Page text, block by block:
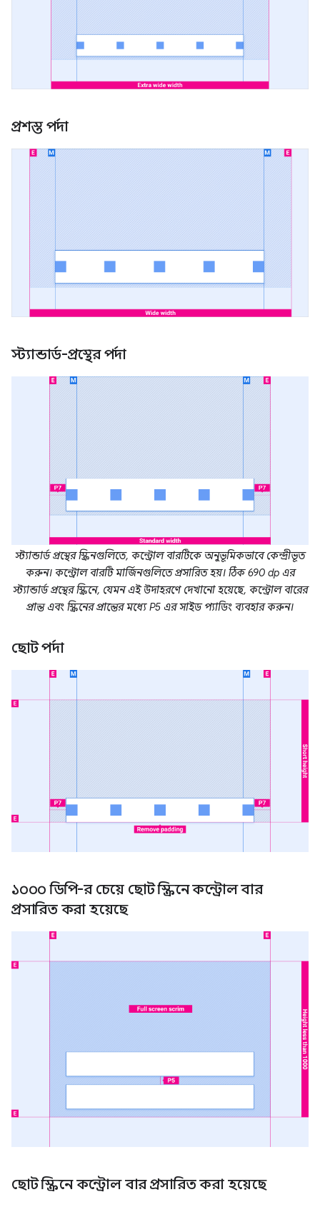
প্রশস্ত পর্দা
স্ট্যান্ডার্ড-প্রস্থের পর্দা
স্ট্যান্ডার্ড প্রস্থের স্ক্রিনগুলিতে, কন্ট্রোল বারটিকে অনুভূমিকভাবে কেন্দ্রীভূত
করুন। কন্ট্রোল বারটি মার্জিনগুলিতে প্রসারিত হয়। ঠিক 690 dp এর
স্ট্যান্ডার্ড প্রস্থের স্ক্রিনে, যেমন এই উদাহরণে দেখানো হয়েছে, কন্ট্রোল বারের
প্রান্ত এবং স্ক্রিনের প্রান্তের মধ্যে P5 এর সাইড প্যাডিং ব্যবহার করুন।
ছোট পর্দা
১০০০ ডিপি-র চেয়ে ছোট স্ক্রিনে কন্ট্রোল বার
প্রসারিত করা হয়েছে
ছোট স্ক্রিনে কন্ট্রোল বার প্রসারিত করা হয়েছে